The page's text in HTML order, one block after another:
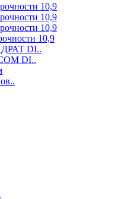
10,9
10,9
10,9
10,9
DI..
DI..